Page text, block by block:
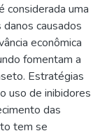
considerada uma
causados
econômica
fomentam a
Estratégias
uso de inibidores
das
tem se